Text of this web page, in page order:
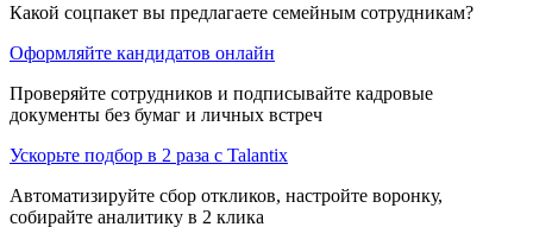
Какой соцпакет вы предлагаете семейным сотрудникам?
Оформляйте кандидатов онлайн
Проверяйте сотрудников и подписывайте кадровые
документы без бумаг и личных встреч
Ускорьте подбор в 2 раза с Talantix
Автоматизируйте сбор откликов, настройте воронку,
собирайте аналитику в 2 клика